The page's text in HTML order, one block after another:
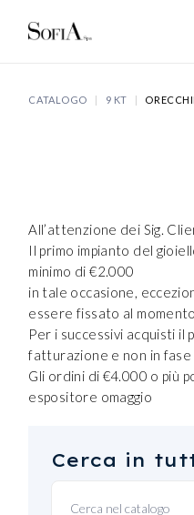
CATALOGO 9 KT
All’attenzione dei Sig.
Il primo impianto del
minimo di €2.000
in tale occasione,
essere fissato al
Per i successivi acquisti il
fatturazione e non in fase
Gli ordini di €4.000 o più
espositore omaggio
Cerca in